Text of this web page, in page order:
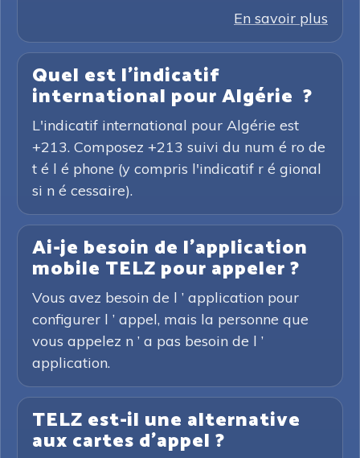
En savoir plus
Quel est l'indicatif
international pour Algérie ?
L'indicatif international pour Algérie est
+213. Composez +213 suivi du num é ro de
t é l é phone (y compris l'indicatif r é gional
si n é cessaire).
Ai-je besoin de l'application
mobile TELZ pour appeler ?
Vous avez besoin de l ’ application pour
configurer l ’ appel, mais la personne que
vous appelez n ’ a pas besoin de l ’
application.
TELZ est-il une alternative
aux cartes d'appel ?